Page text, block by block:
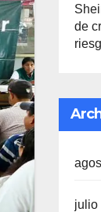
de
julio